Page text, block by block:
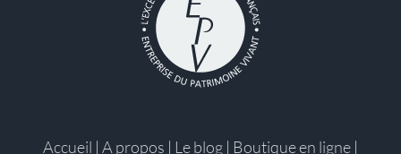
Accueil | A propos | Le blog | Boutique en ligne |